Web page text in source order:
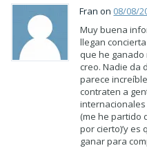
Fran on 08/08/
Muy buena
llegan
que he
creo. Nadie da
parece
contraten a
internacionales
(me he partido
por cierto)’y
ganar para